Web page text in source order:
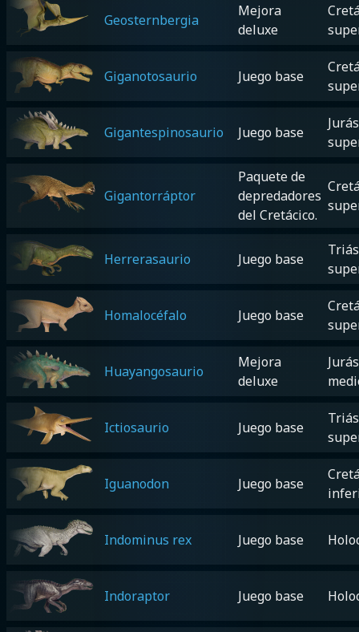
Geosternbergia
Mejora
deluxe
Giganotosaurio Juego base
Gigantespinosaurio Juego base
Gigantorráptor
Paquete de
depredadores
del Cretácico.
Herrerasaurio Juego base
Homalocéfalo Juego base
Huayangosaurio
Mejora
deluxe
Ictiosaurio Juego base
Iguanodon Juego base
Indominus rex Juego base
Indoraptor Juego base